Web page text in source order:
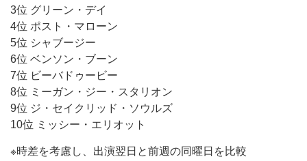
3位 グリーン・デイ
4位 ポスト・マローン
5位 シャブージー
6位 ベンソン・ブーン
7位 ビーバドゥービー
8位 ミーガン・ジー・スタリオン
9位 ジ・セイクリッド・ソウルズ
10位 ミッシー・エリオット
※時差を考慮し、出演翌日と前週の同曜日を比較